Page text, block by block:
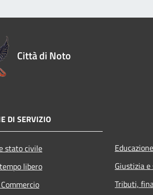
Città di Noto
DI SERVIZIO
stato civile
libero
Giustizia
Tributi,